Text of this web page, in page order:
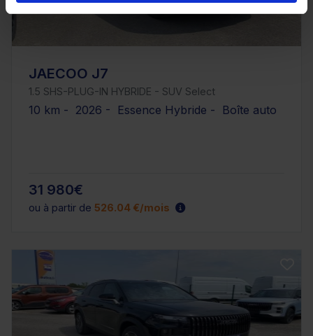
JAECOO J7
1.5 SHS-PLUG-IN HYBRIDE - SUV Select
10 km - 2026 - Essence Hybride - Boîte auto
31 980€
ou à partir de 526.04 €/mois